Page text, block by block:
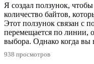
Я создал ползунок,
количество байтов,
Этот ползунок связан с
перемещается по линии,
выбора. Однако когда вы
938 просмотров